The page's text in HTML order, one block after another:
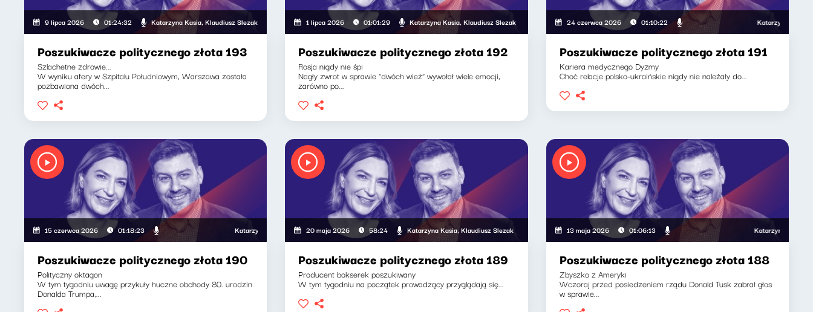
9 lipca 2026 01:24:32 Katarzyna Kasia, Klaudiusz Slezak
Poszukiwacze politycznego złota 193
Szlachetne zdrowie...
W wyniku afery w Szpitalu Południowym, Warszawa została
pozbawiona dwóch...
1 lipca 2026 01:01:29 Katarzyna Kasia, Klaudiusz Slezak
Poszukiwacze politycznego złota 192
Rosja nigdy nie śpi
Nagły zwrot w sprawie "dwóch wież" wywołał wiele emocji,
zarówno po...
24 czerwca 2026 01:10:22 Katarzyna Kasia,
Poszukiwacze politycznego złota 191
Kariera medycznego Dyzmy
Choć relacje polsko-ukraińskie nigdy nie należały do...
15 czerwca 2026 01:18:23 Katarzyna Kasia, Klaudiusz Slezak
Poszukiwacze politycznego złota 190
Polityczny oktagon
W tym tygodniu uwagę przykuły huczne obchody 80. urodzin
Donalda Trumpa,...
20 maja 2026 58:24 Katarzyna Kasia, Klaudiusz Slezak
Poszukiwacze politycznego złota 189
Producent bokserek poszukiwany
W tym tygodniu na początek prowadzący przyglądają się...
13 maja 2026 01:06:13 Katarzyna Kasia,
Poszukiwacze politycznego złota 188
Zbyszko z Ameryki
Wczoraj przed posiedzeniem rządu Donald Tusk zabrał głos
w sprawie...